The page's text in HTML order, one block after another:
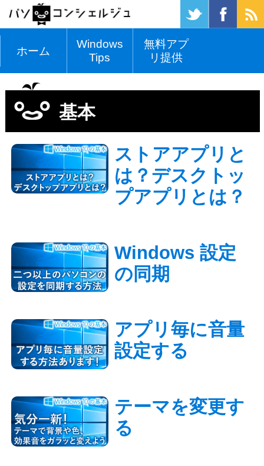
ホーム
Windows
Tips
無料アプ
リ提供
基本
ストアアプリと
は？デスクトッ
プアプリとは？
Windows 設定
の同期
アプリ毎に音量
設定する
テーマを変更す
る